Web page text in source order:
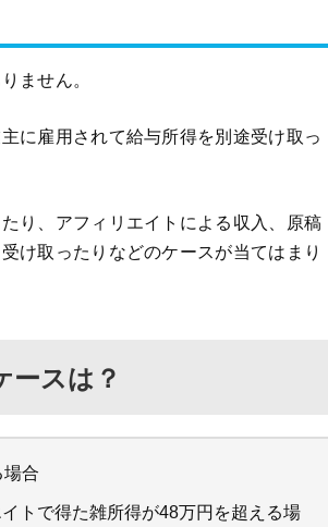
ません。
に雇用されて給与所得を別途受け取っ
り、アフィリエイトによる収入、原稿
け取ったりなどのケースが当てはまり
ースは？
合
トで得た雑所得が48万円を超える場